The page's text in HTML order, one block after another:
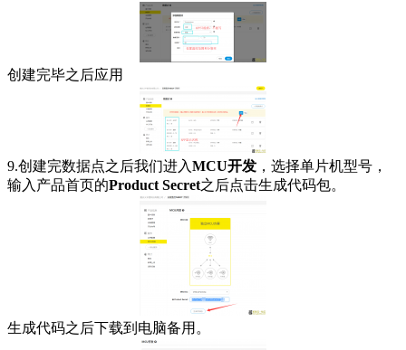
创建完毕之后应用
9.创建完数据点之后我们进入MCU开发 ，选择单片机型号，
输入产品首页的Product Secret之后点击生成代码包。
生成代码之后下载到电脑备用。